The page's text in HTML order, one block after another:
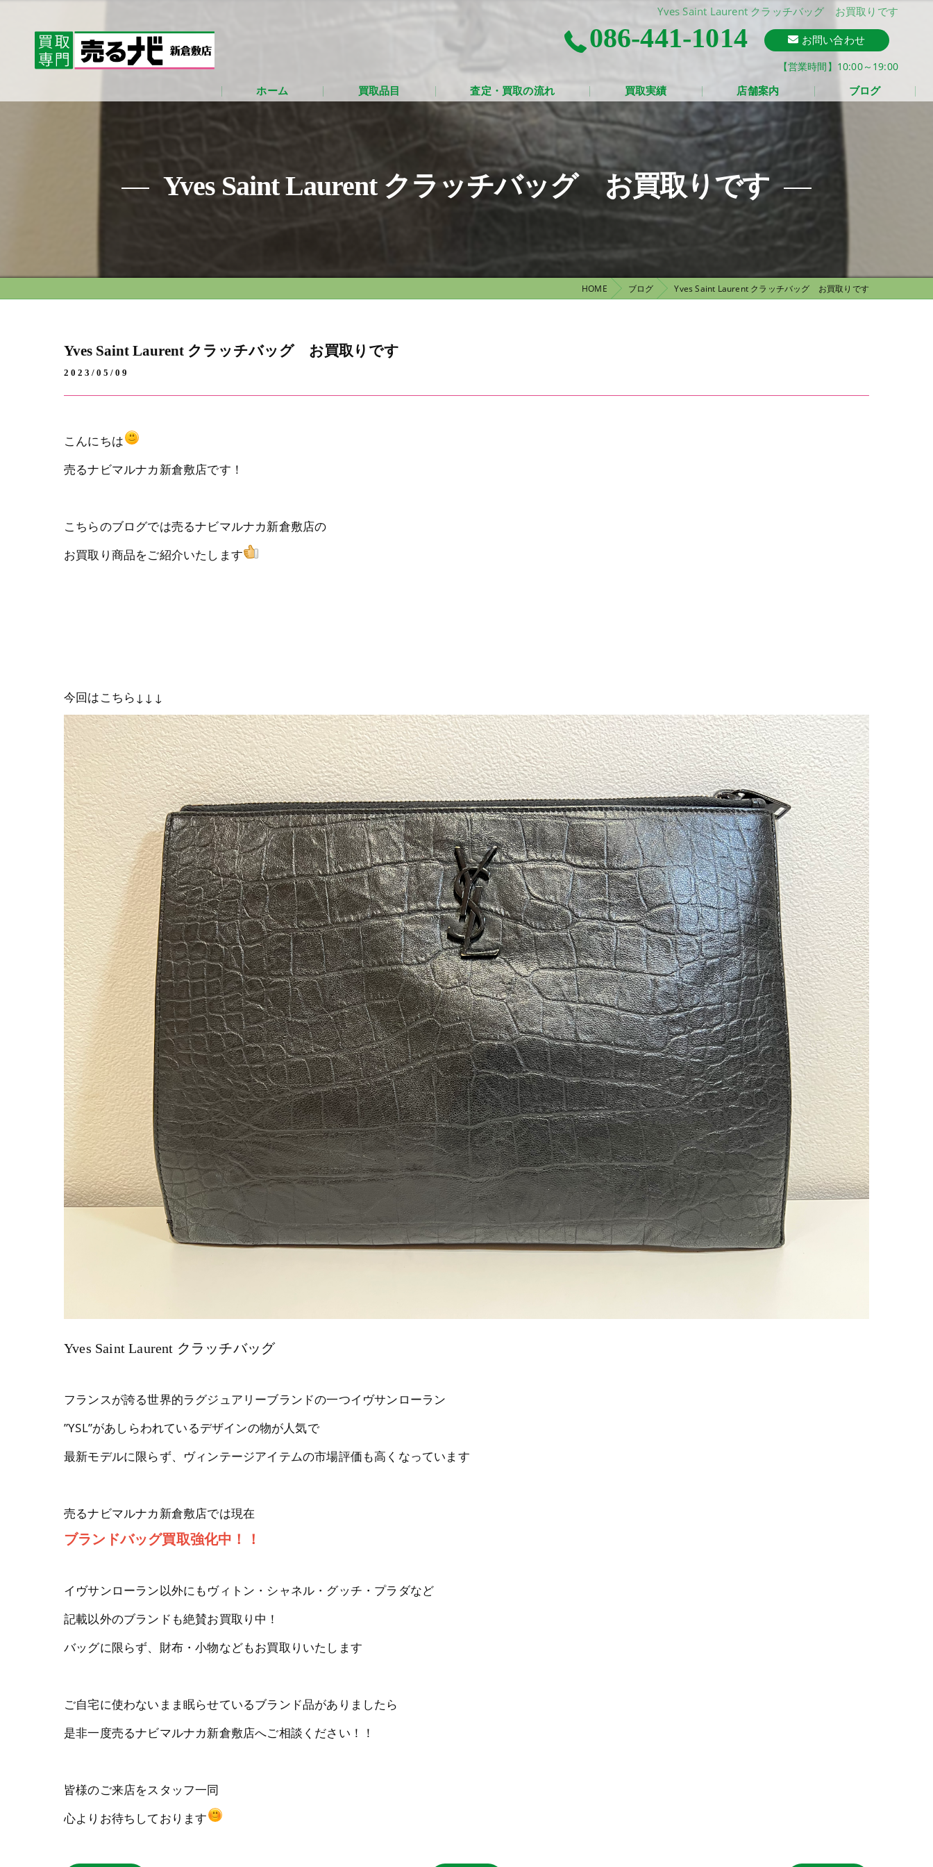
Yves Saint Laurent クラッチバッグ お買取りです
086-441-1014 お問い合わせ
【営業時間】10:00～19:00
ホーム 買取品目 査定・買取の流れ 買取実績 店舗案内 ブログ
Yves Saint Laurent クラッチバッグ お買取りです
HOME ブログ Yves Saint Laurent クラッチバッグ お買取りです
Yves Saint Laurent クラッチバッグ お買取りです
2023/05/09
こんにちは
売るナビマルナカ新倉敷店です！
こちらのブログでは売るナビマルナカ新倉敷店の
お買取り商品をご紹介いたします
今回はこちら↓↓↓
Yves Saint Laurent クラッチバッグ
フランスが誇る世界的ラグジュアリーブランドの一つイヴサンローラン
”YSL”があしらわれているデザインの物が人気で
最新モデルに限らず、ヴィンテージアイテムの市場評価も高くなっています
売るナビマルナカ新倉敷店では現在
ブランドバッグ買取強化中！！
イヴサンローラン以外にもヴィトン・シャネル・グッチ・プラダなど
記載以外のブランドも絶賛お買取り中！
バッグに限らず、財布・小物などもお買取りいたします
ご自宅に使わないまま眠らせているブランド品がありましたら
是非一度売るナビマルナカ新倉敷店へご相談ください！！
皆様のご来店をスタッフ一同
心よりお待ちしております